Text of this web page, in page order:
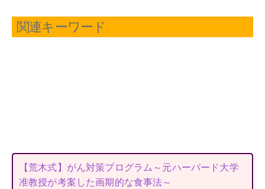
関連キーワード
【荒木式】がん対策プログラム～元ハーバード大学
准教授が考案した画期的な食事法～